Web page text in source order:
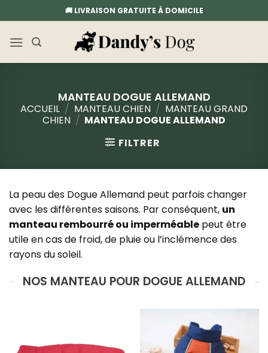
au
contenu
🚚 LIVRAISON GRATUITE À DOMICILE
MANTEAU DOGUE ALLEMAND
ACCUEIL / MANTEAU CHIEN / MANTEAU GRAND
CHIEN / MANTEAU DOGUE ALLEMAND
FILTRER
La peau des Dogue Allemand peut parfois changer
avec les différentes saisons. Par conséquent, un
manteau rembourré ou imperméable peut être
utile en cas de froid, de pluie ou l’inclémence des
rayons du soleil.
NOS MANTEAU POUR DOGUE ALLEMAND